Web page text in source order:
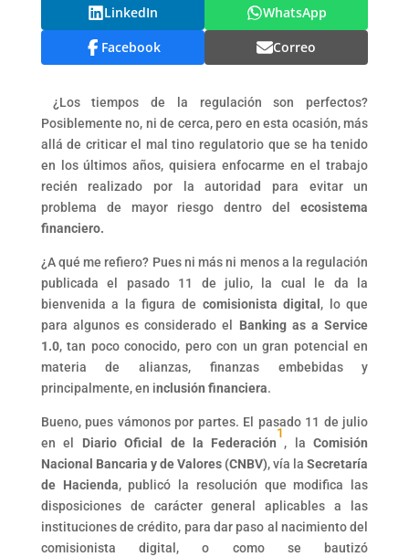
LinkedIn
WhatsApp
Facebook
Correo
¿Los tiempos de la regulación son perfectos?
Posiblemente no, ni de cerca, pero en esta ocasión, más
allá de criticar el mal tino regulatorio que se ha tenido
en los últimos años, quisiera enfocarme en el trabajo
recién realizado por la autoridad para evitar un
problema de mayor riesgo dentro delecosistema
financiero.
¿A qué me refiero? Pues ni más ni menos a la regulación
publicada el pasado 11 de julio, la cual le da la
bienvenida a la figura de comisionista digital , lo que
para algunos es considerado el Banking as a Service
1.0, tan poco conocido, pero con un gran potencial en
materia de alianzas, finanzas embebidas y
principalmente, en inclusión financiera.
Bueno, pues vámonos por partes. El pasado 11 de julio
en el Diario Oficial de la Federación
1
, laComisión
Nacional Bancaria y de Valores (CNBV), vía laSecretaría
de Hacienda, publicó la resolución que modifica las
disposiciones de carácter general aplicables a las
instituciones de crédito, para dar paso al nacimiento del
comisionista digital, o como se bautizó